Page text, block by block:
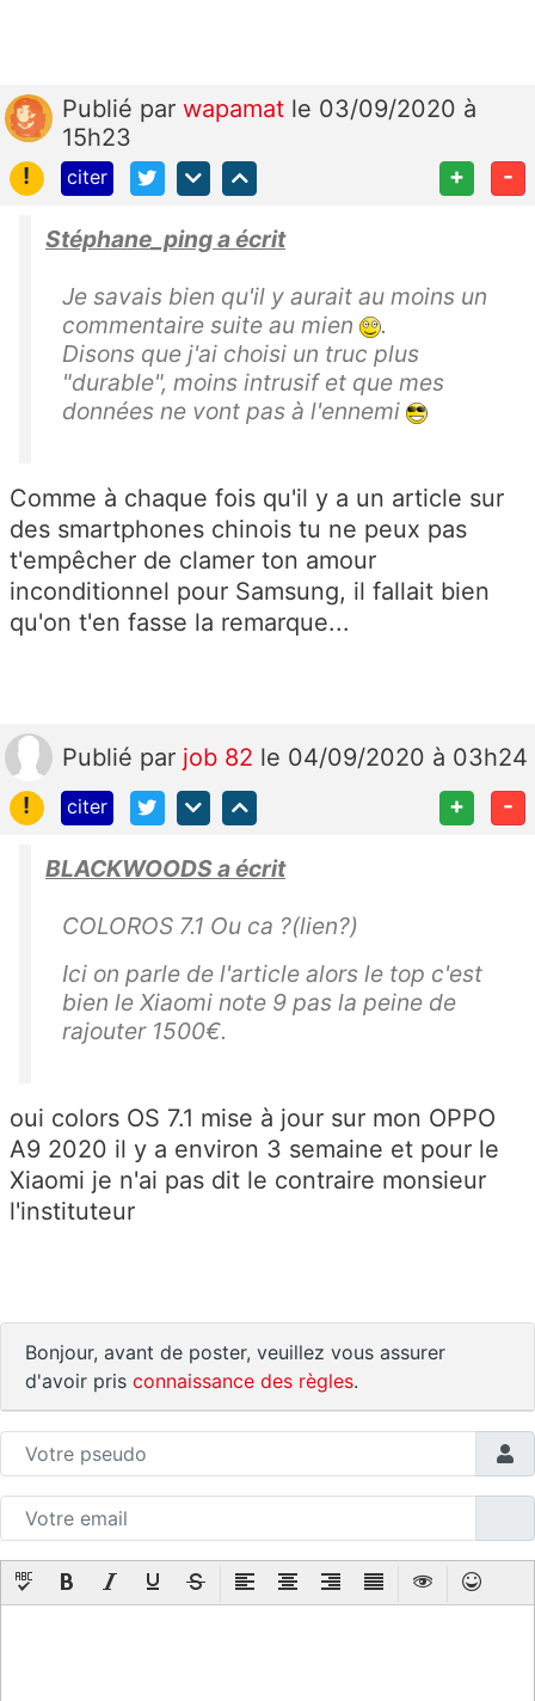
Publié par wapamat le 03/09/2020 à
15h23
!
citer + -
Stéphane_ping a écrit
Je savais bien qu'il y aurait au moins un
commentaire suite au mien
.
Disons que j'ai choisi un truc plus
"durable", moins intrusif et que mes
données ne vont pas à l'ennemi
Comme à chaque fois qu'il y a un article sur
des smartphones chinois tu ne peux pas
t'empêcher de clamer ton amour
inconditionnel pour Samsung, il fallait bien
qu'on t'en fasse la remarque...
Publié par job 82 le 04/09/2020 à 03h24
!
citer + -
BLACKWOODS a écrit
COLOROS 7.1 Ou ca ?(lien?)
Ici on parle de l'article alors le top c'est
bien le Xiaomi note 9 pas la peine de
rajouter 1500€.
oui colors OS 7.1 mise à jour sur mon OPPO
A9 2020 il y a environ 3 semaine et pour le
Xiaomi je n'ai pas dit le contraire monsieur
l'instituteur
Bonjour, avant de poster, veuillez vous assurer
d'avoir pris connaissance des règles.